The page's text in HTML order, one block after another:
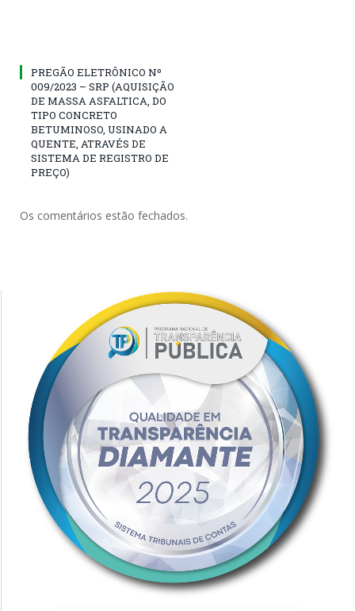
PREGÃO ELETRÔNICO Nº
009/2023 – SRP (AQUISIÇÃO
DE MASSA ASFALTICA, DO
TIPO CONCRETO
BETUMINOSO, USINADO A
QUENTE, ATRAVÉS DE
SISTEMA DE REGISTRO DE
PREÇO)
Os comentários estão fechados.